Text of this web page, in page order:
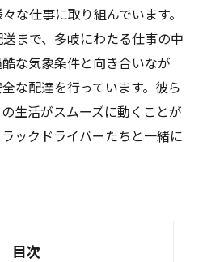
な仕事に取り組んでいます。
まで、多岐にわたる仕事の中
な気象条件と向き合いなが
な配達を行っています。彼ら
生活がスムーズに動くことが
ックドライバーたちと一緒に
目次